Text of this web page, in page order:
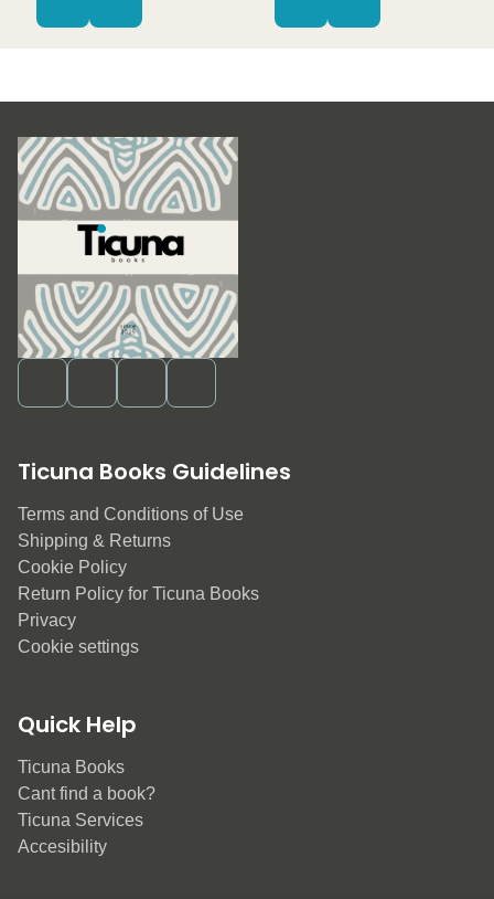
Ticuna Books Guidelines
Terms and Conditions of Use
Shipping & Returns
Cookie Policy
Return Policy for Ticuna Books
Privacy
Cookie settings
Quick Help
Ticuna Books
Cant find a book?
Ticuna Services
Accesibility